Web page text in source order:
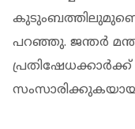
പറഞ്ഞു. ജന്തർ